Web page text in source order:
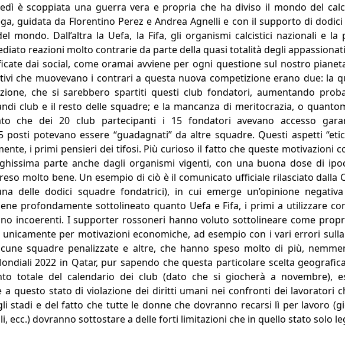
è scoppiata una guerra vera e propria che ha diviso il mondo del
guidata da Florentino Perez e Andrea Agnelli e con il supporto di
mondo. Dall’altra la Uefa, la Fifa, gli organismi calcistici nazionali e la
reazioni molto contrarie da parte della quasi totalità degli
dai social, come oramai avviene per ogni questione sul nostro
che muovevano i contrari a questa nuova competizione erano due: la
che si sarebbero spartiti questi club fondatori, aumentando
club e il resto delle squadre; e la mancanza di meritocrazia, o
che dei 20 club partecipanti i 15 fondatori avevano accesso
potevano essere “guadagnati” da altre squadre. Questi aspetti
i primi pensieri dei tifosi. Più curioso il fatto che queste motivazioni
parte anche dagli organismi vigenti, con una buona dose di
molto bene. Un esempio di ciò è il comunicato ufficiale rilasciato dalla
delle dodici squadre fondatrici), in cui emerge un’opinione
profondamente sottolineato quanto Uefa e Fifa, i primi a utilizzare
incoerenti. I supporter rossoneri hanno voluto sottolineare come
per motivazioni economiche, ad esempio con i vari errori
squadre penalizzate e altre, che hanno speso molto di più,
2022 in Qatar, pur sapendo che questa particolare scelta
totale del calendario dei club (dato che si giocherà a novembre),
a questo stato di violazione dei diritti umani nei confronti dei lavoratori
stadi e del fatto che tutte le donne che dovranno recarsi lì per lavoro
ecc.) dovranno sottostare a delle forti limitazioni che in quello stato solo